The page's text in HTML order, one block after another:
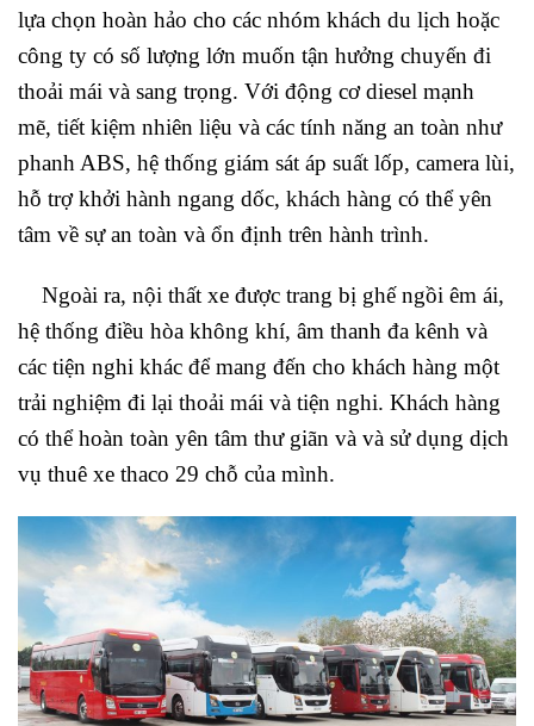
lựa chọn hoàn hảo cho các nhóm khách du lịch hoặc
công ty có số lượng lớn muốn tận hưởng chuyến đi
thoải mái và sang trọng. Với động cơ diesel mạnh
mẽ, tiết kiệm nhiên liệu và các tính năng an toàn như
phanh ABS, hệ thống giám sát áp suất lốp, camera lùi,
hỗ trợ khởi hành ngang dốc, khách hàng có thể yên
tâm về sự an toàn và ổn định trên hành trình.
Ngoài ra, nội thất xe được trang bị ghế ngồi êm ái,
hệ thống điều hòa không khí, âm thanh đa kênh và
các tiện nghi khác để mang đến cho khách hàng một
trải nghiệm đi lại thoải mái và tiện nghi. Khách hàng
có thể hoàn toàn yên tâm thư giãn và và sử dụng dịch
vụ thuê xe thaco 29 chỗ của mình.